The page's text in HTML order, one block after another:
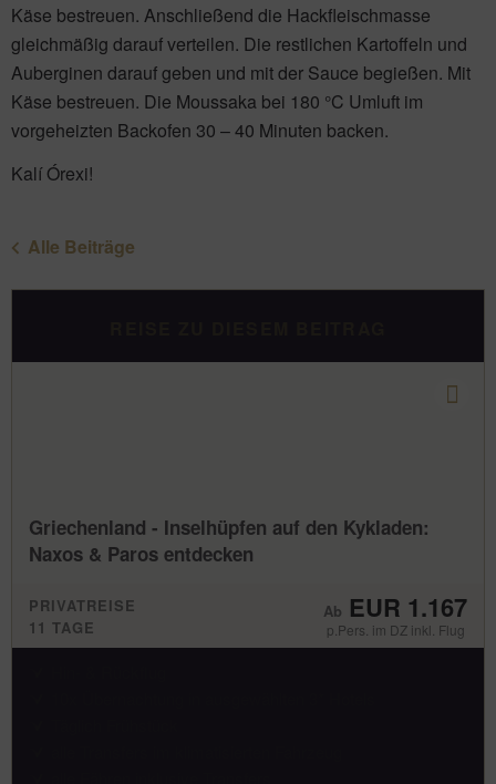
Käse bestreuen. Anschließend die Hackfleischmasse
gleichmäßig darauf verteilen. Die restlichen Kartoffeln und
Auberginen darauf geben und mit der Sauce begießen. Mit
Käse bestreuen. Die Moussaka bei 180 °C Umluft im
vorgeheizten Backofen 30 – 40 Minuten backen.
Kalí Órexi!
Alle Beiträge
Griechenland - Inselhüpfen auf den Kykladen:
Naxos & Paros entdecken
PRIVATREISE
11 TAGE
EUR 1.167
p.Pers. im DZ inkl. Flug